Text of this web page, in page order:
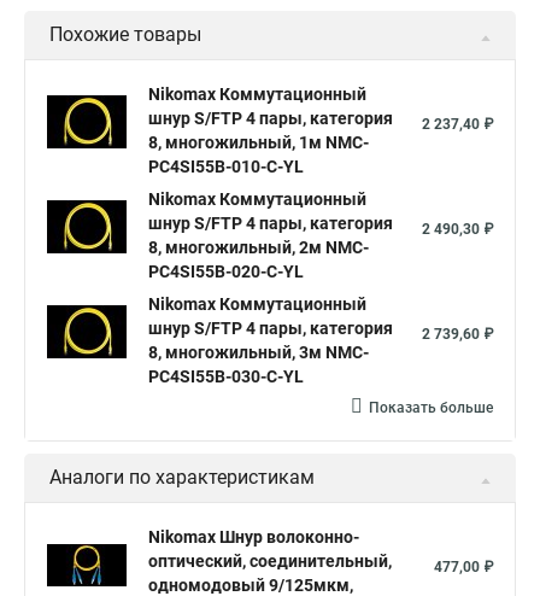
Похожие товары
Nikomax Коммутационный
шнур S/FTP 4 пары, категория
8, многожильный, 1м NMC-
PC4SI55B-010-C-YL
2 237,40 ₽
Nikomax Коммутационный
шнур S/FTP 4 пары, категория
8, многожильный, 2м NMC-
PC4SI55B-020-C-YL
2 490,30 ₽
Nikomax Коммутационный
шнур S/FTP 4 пары, категория
8, многожильный, 3м NMC-
PC4SI55B-030-C-YL
2 739,60 ₽
Показать больше
Аналоги по характеристикам
Nikomax Шнур волоконно-
оптический, соединительный,
одномодовый 9/125мкм,
477,00 ₽